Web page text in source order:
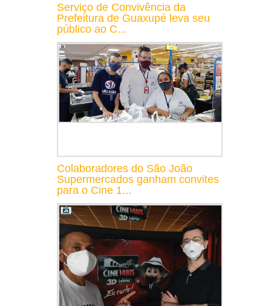
Serviço de Convivência da
Prefeitura de Guaxupé leva seu
público ao C...
Colaboradores do São João
Supermercados ganham convites
para o Cine 1...